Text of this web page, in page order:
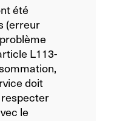
été
(erreur
L113-
doit
le